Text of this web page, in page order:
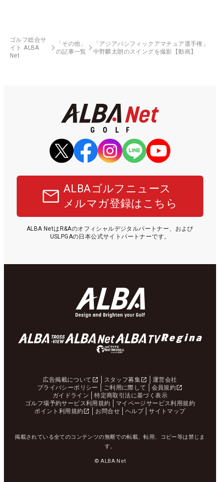
ゴルフ総合サ
イト ALBA
Net
「その他」
の記事一覧
「アジアパシフィックアマチュア選手権」
中野麟太朗のスイングを撮影【動画】
ALBAゴルフニュース
メルマガ登録はこちら
ALBA NetはR&Aのオフィシャルデジタルパートナー、および
USLPGAの日本公式サイトパートナーです。
広告掲載について スタッフ募集
運営会社
プライバシーポリシー
ご利用に際して
会員規約
ガイドライン
特定商取引法に基づく表示
ゴルフ場予約サービス利用規約
マイページサービス利用規約
ポイント利用規約
お問合せ ヘルプ サイトマップ
掲載されている全てのコンテンツの無断での転載、転用、コピー等は禁じま
す。
© ALBA Net